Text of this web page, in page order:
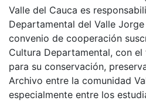
Valle del Cauca es
Departamental del Valle
convenio de cooperación
Cultura Departamental, con
para su conservación,
Archivo entre la comunidad
especialmente entre los